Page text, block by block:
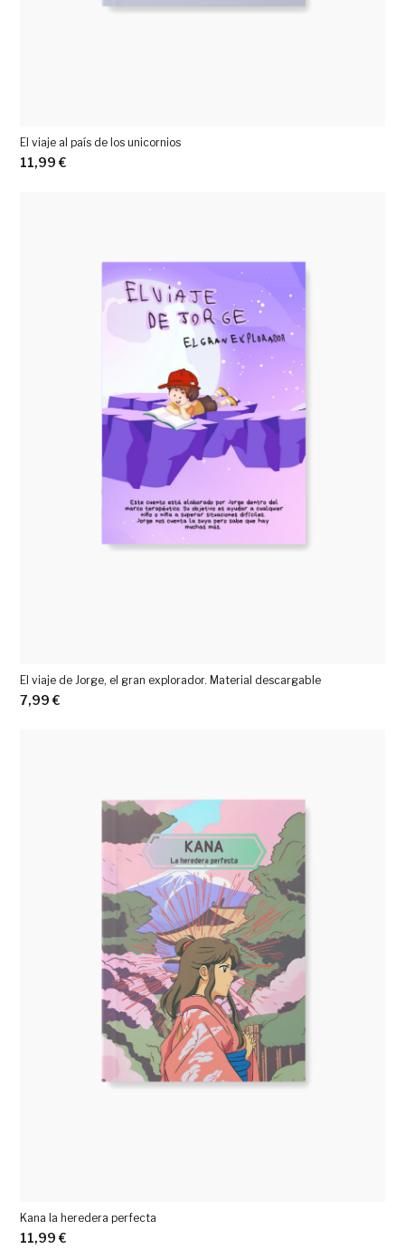
El viaje al país de los unicornios
11,99€
El viaje de Jorge, el gran explorador. Material descargable
7,99€
Kana la heredera perfecta
11,99€